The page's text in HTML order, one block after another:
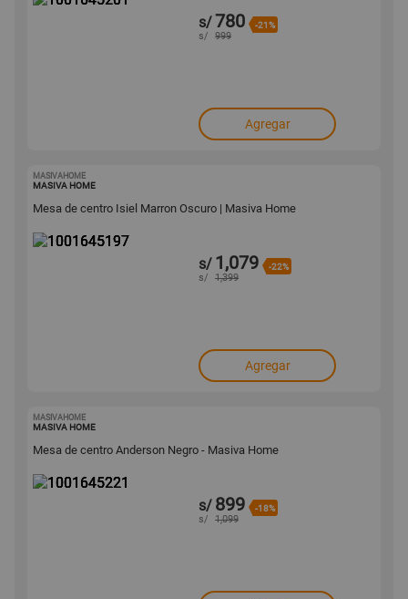
s/780 -21%
s/ 999
Agregar
MASIVAHOME
MASIVA HOME
Mesa de centro Isiel Marron Oscuro | Masiva Home
s/ 1,079 -22%
s/ 1,399
Agregar
MASIVAHOME
MASIVA HOME
Mesa de centro Anderson Negro - Masiva Home
s/ 899 -18%
s/ 1,099